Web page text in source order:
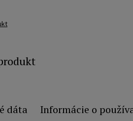
dáta Informácie o